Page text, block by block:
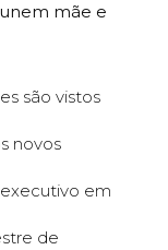
mãe e
são vistos
novos
em
de